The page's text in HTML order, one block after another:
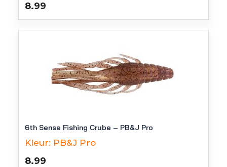
8.99
6th Sense Fishing Crube – PB&J Pro
Kleur: PB&J Pro
8.99